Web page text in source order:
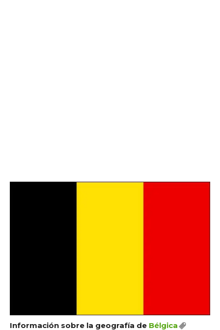
Información sobre la geografía de Bélgica